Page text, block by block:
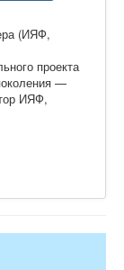
(ИЯФ,
проекта
—
ИЯФ,